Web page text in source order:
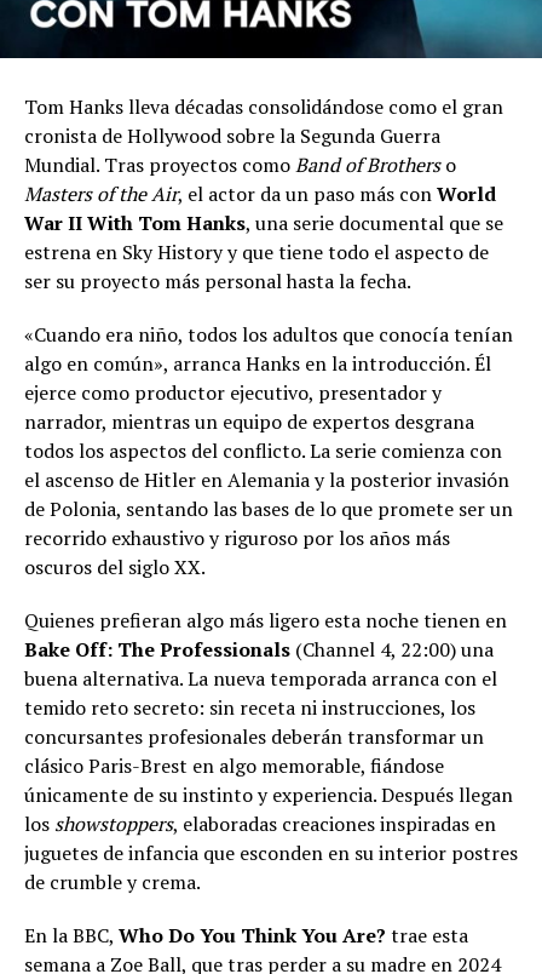
Tom Hanks lleva décadas consolidándose como el gran
cronista de Hollywood sobre la Segunda Guerra
Mundial. Tras proyectos comoBand of Brotherso
Masters of the Air, el actor da un paso más conWorld
War II With Tom Hanks, una serie documental que se
estrena en Sky History y que tiene todo el aspecto de
ser su proyecto más personal hasta la fecha.
«Cuando era niño, todos los adultos que conocía tenían
algo en común», arranca Hanks en la introducción. Él
ejerce como productor ejecutivo, presentador y
narrador, mientras un equipo de expertos desgrana
todos los aspectos del conflicto. La serie comienza con
el ascenso de Hitler en Alemania y la posterior invasión
de Polonia, sentando las bases de lo que promete ser un
recorrido exhaustivo y riguroso por los años más
oscuros del siglo XX.
Quienes prefieran algo más ligero esta noche tienen en
Bake Off: The Professionals (Channel 4, 22:00) una
buena alternativa. La nueva temporada arranca con el
temido reto secreto: sin receta ni instrucciones, los
concursantes profesionales deberán transformar un
clásico Paris-Brest en algo memorable, fiándose
únicamente de su instinto y experiencia. Después llegan
los showstoppers, elaboradas creaciones inspiradas en
juguetes de infancia que esconden en su interior postres
de crumble y crema.
En la BBC, Who Do You Think You Are? trae esta
semana a Zoe Ball, que tras perder a su madre en 2024